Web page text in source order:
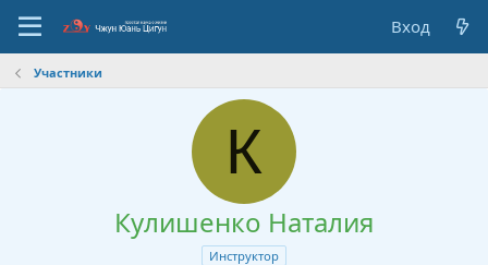
Вход
Участники
К
Кулишенко Наталия
Инструктор